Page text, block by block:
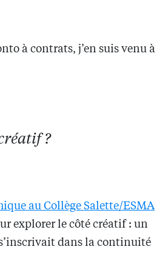
à contrats, j’en suis venu à
?
au Collège Salette/ESMA
explorer le côté créatif : un
dans la continuité